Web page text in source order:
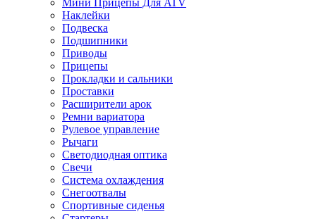
Наклейки
Подвеска
Подшипники
Приводы
Прицепы
Прокладки и сальники
Проставки
Расширители арок
Ремни вариатора
Рулевое управление
Рычаги
Светодиодная оптика
Свечи
Система охлаждения
Снегоотвалы
Спортивные сиденья